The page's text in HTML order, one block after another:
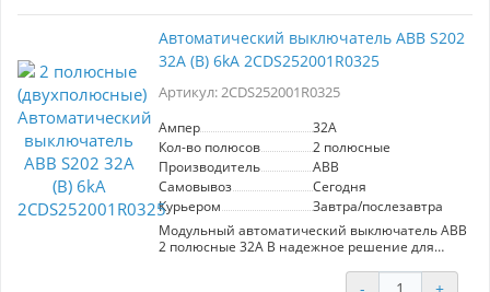
отвечает самым высоким стандартам
безопасности и надежности, что подтверждает
репутация бренда ABB как одного из лидеров в
сфере электротехнического оборудования.
S202, вы обеспечиваете своему дому высокую
электроприборов.
Автоматический выключатель ABB S202
32A (B) 6kA 2CDS252001R0325
Артикул: 2CDS252001R0325
Ампер
32A
Кол-во полюсов
2 полюсные
Производитель
ABB
Самовывоз
Сегодня
Курьером
Завтра/послезавтра
Модульный автоматический выключатель ABB
2 полюсные 32A B надежное решение для
автомат, предназначенный для установки на
- +